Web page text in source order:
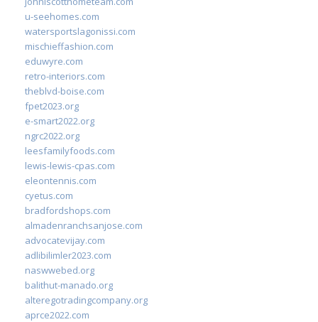
u-seehomes.com
watersportslagonissi.com
mischieffashion.com
eduwyre.com
retro-interiors.com
theblvd-boise.com
fpet2023.org
e-smart2022.org
ngrc2022.org
leesfamilyfoods.com
lewis-lewis-cpas.com
eleontennis.com
cyetus.com
bradfordshops.com
almadenranchsanjose.com
advocatevijay.com
adlibilimler2023.com
naswwebed.org
balithut-manado.org
alteregotradingcompany.org
aprce2022.com